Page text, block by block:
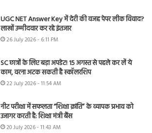
UGC NET Answer Key में देरी की वजह पेपर लीक विवाद?
लाखों उम्मीदवार कर रहे इंतजार
26 July 2026 - 6:11 PM
SC छात्रों के लिए बड़ा अपडेट! 15 अगस्त से पहले कर लें ये
काम, वरना अटक सकती है स्कॉलरशिप
22 July 2026 - 11:54 AM
नीट परीक्षा में सफलता “शिक्षा क्रांति” के व्यापक प्रभाव को
उजागर करती है: शिक्षा मंत्री बैंस
20 July 2026 - 11:43 AM